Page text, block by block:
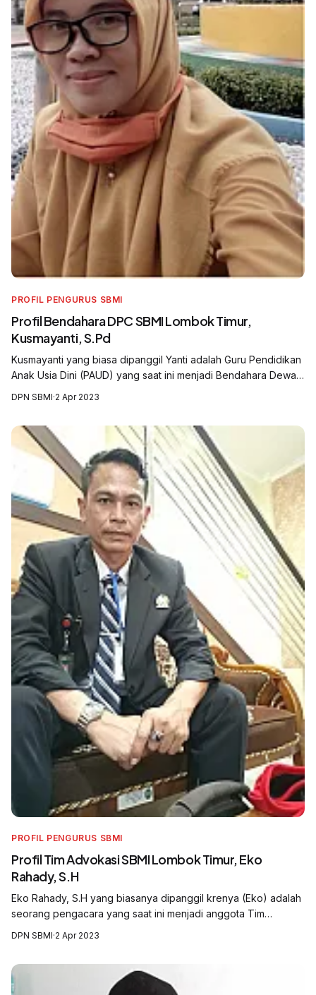
PROFIL PENGURUS SBMI
Profil Bendahara DPC SBMI Lombok Timur,
Kusmayanti, S.Pd
Kusmayanti yang biasa dipanggil Yanti adalah Guru Pendidikan
Anak Usia Dini (PAUD) yang saat ini menjadi Bendahara Dewan
Kabupaten Lombok Tim...
DPN SBMI·2 Apr 2023
PROFIL PENGURUS SBMI
Profil Tim Advokasi SBMI Lombok Timur, Eko
Rahady, S.H
Eko Rahady, S.H yang biasanya dipanggil krenya (Eko) adalah
seorang pengacara yang saat ini menjadi anggota Tim
Indonesia (DPC SBMI) Kabupaten Lomb...
DPN SBMI·2 Apr 2023